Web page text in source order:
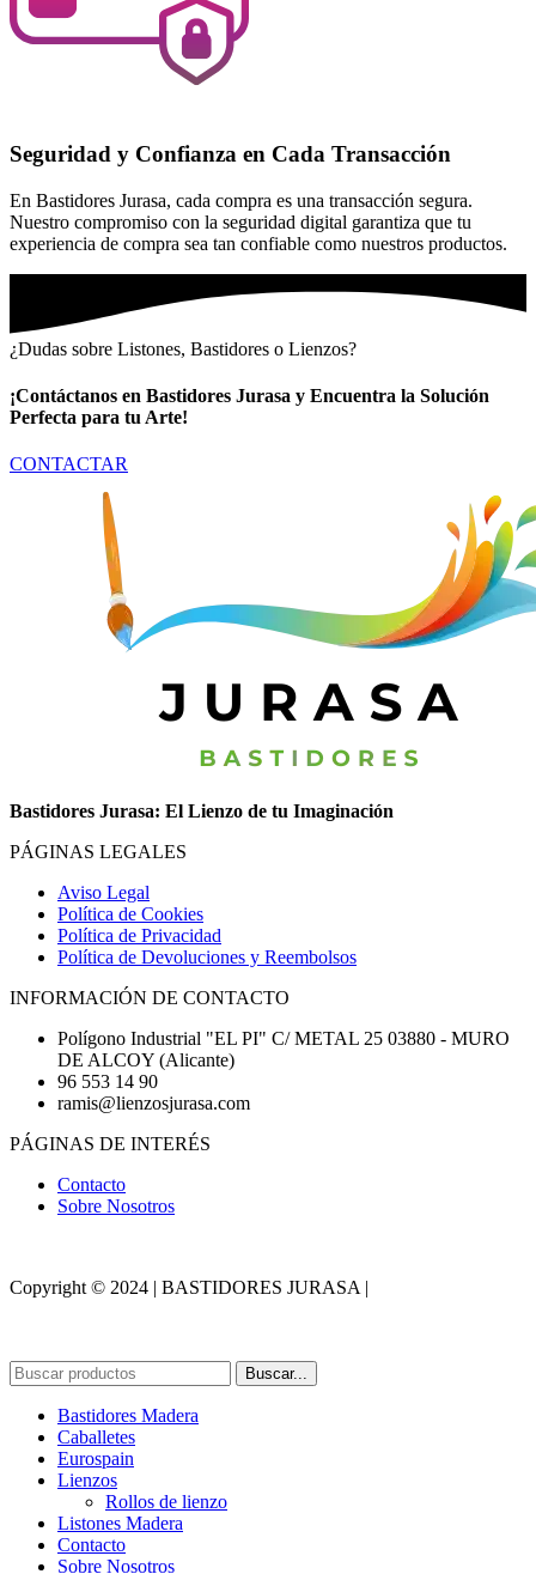
Seguridad y Confianza en Cada Transacción
En Bastidores Jurasa, cada compra es una transacción segura.
Nuestro compromiso con la seguridad digital garantiza que tu
experiencia de compra sea tan confiable como nuestros productos.
¿Dudas sobre Listones, Bastidores o Lienzos?
¡Contáctanos en Bastidores Jurasa y Encuentra la Solución
Perfecta para tu Arte!
CONTACTAR
Bastidores Jurasa: El Lienzo de tu Imaginación
PÁGINAS LEGALES
Aviso Legal
Política de Cookies
Política de Privacidad
Política de Devoluciones y Reembolsos
INFORMACIÓN DE CONTACTO
Polígono Industrial "EL PI" C/ METAL 25 03880 - MURO
DE ALCOY (Alicante)
96 553 14 90
ramis@lienzosjurasa.com
PÁGINAS DE INTERÉS
Contacto
Sobre Nosotros
Copyright © 2024 | BASTIDORES JURASA |
Buscar...
Bastidores Madera
Caballetes
Eurospain
Lienzos
Rollos de lienzo
Listones Madera
Contacto
Sobre Nosotros